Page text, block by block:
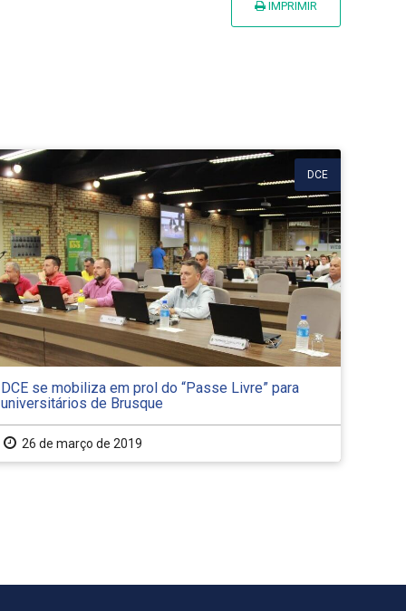
IMPRIMIR
DCE
DCE se mobiliza em prol do “Passe Livre” para
universitários de Brusque
26 de março de 2019